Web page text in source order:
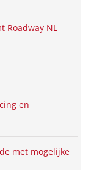
Roadway NL
en
met mogelijke